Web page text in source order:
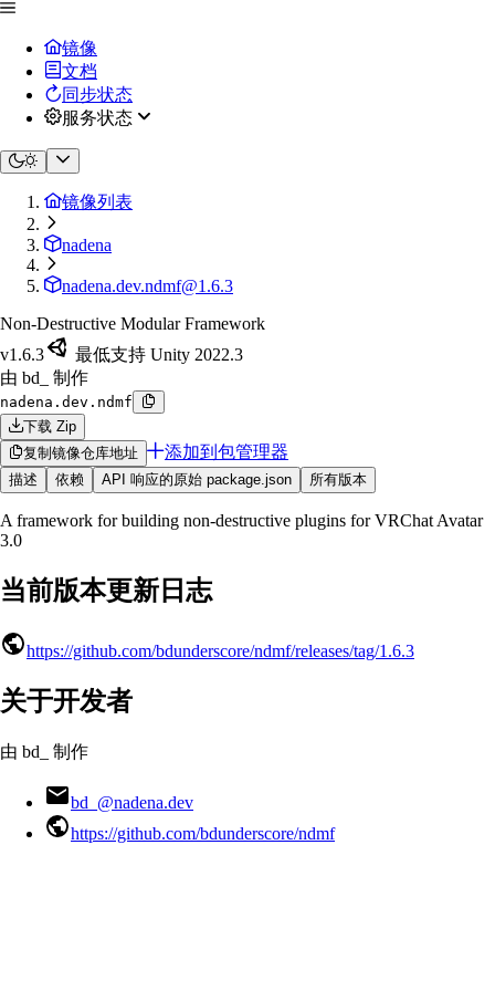
镜像
文档
同步状态
服务状态
镜像列表
nadena
nadena.dev.ndmf@1.6.3
Non-Destructive Modular Framework
v1.6.3
最低支持 Unity 2022.3
由 bd_ 制作
nadena.dev.ndmf
下载 Zip
复制镜像仓库地址
添加到包管理器
描述 依赖 API 响应的原始 package.json 所有版本
A framework for building non-destructive plugins for VRChat Avatar
3.0
当前版本更新日志
https://github.com/bdunderscore/ndmf/releases/tag/1.6.3
关于开发者
由 bd_ 制作
bd_@nadena.dev
https://github.com/bdunderscore/ndmf